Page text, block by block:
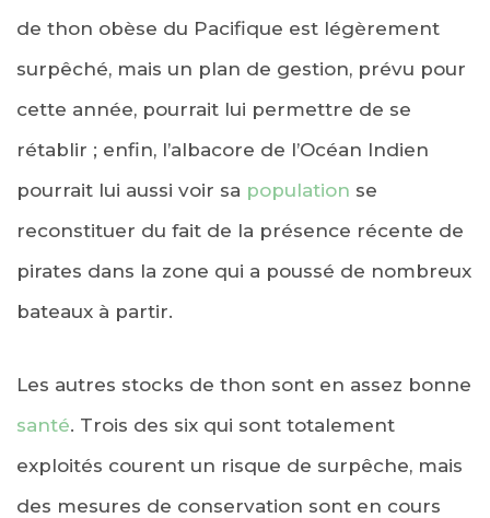
de thon obèse du Pacifique est légèrement
surpêché, mais un plan de gestion, prévu pour
cette année, pourrait lui permettre de se
rétablir ; enfin, l’albacore de l’Océan Indien
pourrait lui aussi voir sa population se
reconstituer du fait de la présence récente de
pirates dans la zone qui a poussé de nombreux
bateaux à partir.
Les autres stocks de thon sont en assez bonne
santé. Trois des six qui sont totalement
exploités courent un risque de surpêche, mais
des mesures de conservation sont en cours